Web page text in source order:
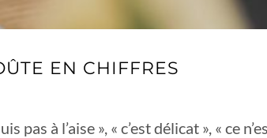
EN CHIFFRES
à l’aise », « c’est délicat », « ce